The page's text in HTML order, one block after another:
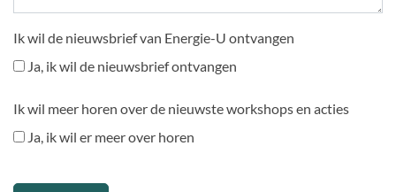
Ik wil de nieuwsbrief van Energie-U ontvangen
Ja, ik wil de nieuwsbrief ontvangen
Ik wil meer horen over de nieuwste workshops en acties
Ja, ik wil er meer over horen